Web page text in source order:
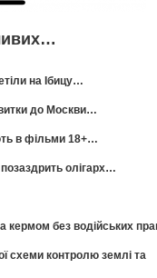
на Ібицу…
до Москви…
в фільми 18+…
олігарх…
кермом без водійських
схеми контролю землі та